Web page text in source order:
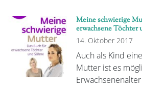
Meine schwierige
erwachsene Töchter
14. Oktober 2017
Auch als Kind
Mutter ist es